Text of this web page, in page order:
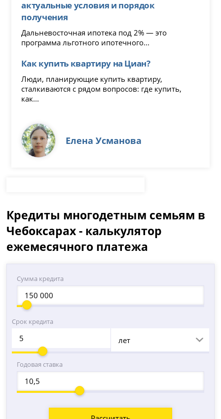
актуальные условия и порядок
получения
Дальневосточная ипотека под 2% — это
программа льготного ипотечного...
Как купить квартиру на Циан?
Люди, планирующие купить квартиру,
сталкиваются с рядом вопросов: где купить,
как...
Елена Усманова
Кредиты многодетным семьям в
Чебоксарах - калькулятор
ежемесячного платежа
Сумма кредита
Срок кредита
лет
Годовая ставка